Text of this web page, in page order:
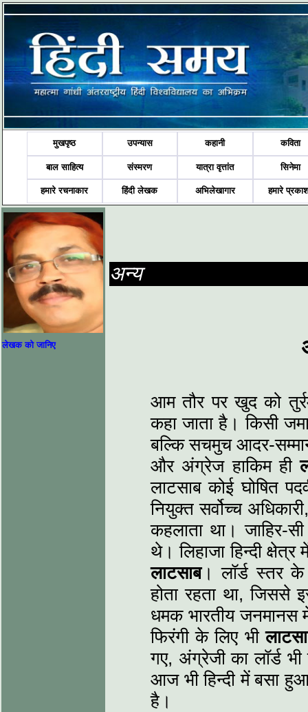
मुखपृष्ठ उपन्यास कहानी कविता
बाल साहित्य संस्मरण यात्रा वृत्तांत सिनेमा
हमारे रचनाकार हिंदी लेखक अभिलेखागार हमारे
लेखक को जानिए
अन्य
आम तौर पर खुद को
कहा जाता है। किसी
बल्कि सचमुच आदर-
और अंग्रेज हाकिम ही
लाटसाब कोई घोषित
नियुक्त सर्वोच्च
कहलाता था। जाहिर-
थे। लिहाजा हिन्दी
लाटसाब। लॉर्ड स्तर के
होता रहता था,
धमक भारतीय
फिरंगी के लिए भी
गए, अंग्रेजी का लॉर्ड
आज भी हिन्दी में बसा
है।